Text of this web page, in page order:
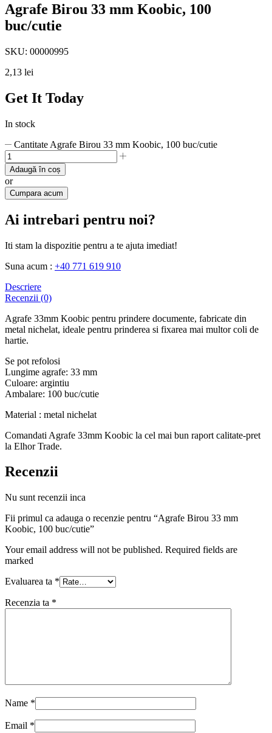
Agrafe Birou 33 mm Koobic, 100
buc/cutie
SKU: 00000995
2,13 lei
Get It Today
In stock
Cantitate Agrafe Birou 33 mm Koobic, 100 buc/cutie
Adaugă în coș
or
Cumpara acum
Ai intrebari pentru noi?
Iti stam la dispozitie pentru a te ajuta imediat!
Suna acum : +40 771 619 910
Descriere
Recenzii (0)
Agrafe 33mm Koobic pentru prindere documente, fabricate din
metal nichelat, ideale pentru prinderea si fixarea mai multor coli de
hartie.
Se pot refolosi
Lungime agrafe: 33 mm
Culoare: argintiu
Ambalare: 100 buc/cutie
Material : metal nichelat
Comandati Agrafe 33mm Koobic la cel mai bun raport calitate-pret
la Elhor Trade.
Recenzii
Nu sunt recenzii inca
Fii primul ca adauga o recenzie pentru “Agrafe Birou 33 mm
Koobic, 100 buc/cutie”
Your email address will not be published. Required fields are
marked
Evaluarea ta *
Recenzia ta *
Name *
Email *